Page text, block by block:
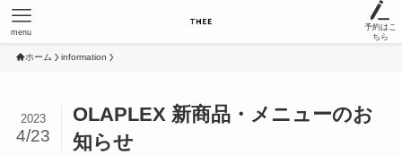
予約はこ
ちら
menu
ホーム information
OLAPLEX 新商品・メニューのお
知らせ
2023
4/23